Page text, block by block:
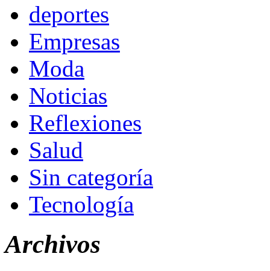
deportes
Empresas
Moda
Noticias
Reflexiones
Salud
Sin categoría
Tecnología
Archivos